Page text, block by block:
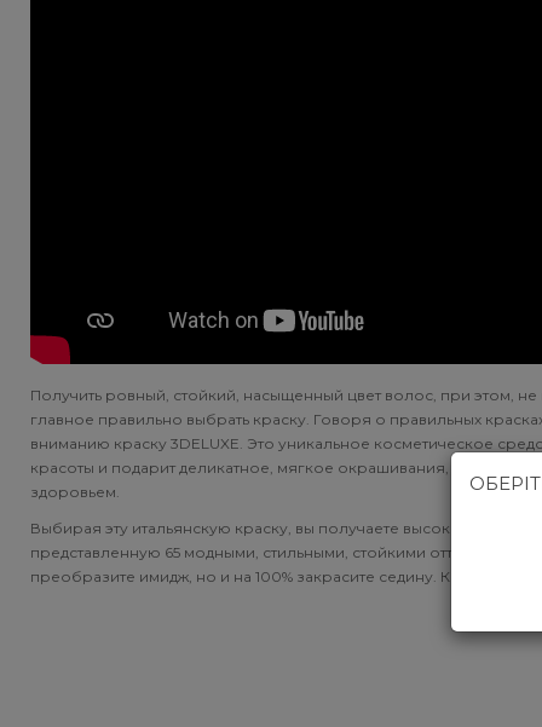
Получить ровный, стойкий, насыщенный цвет волос, при этом,
главное правильно выбрать краску. Говоря о правильных
вниманию краску 3DELUXE. Это уникальное косметическое
красоты и подарит деликатное, мягкое окрашивания, после
здоровьем.
Выбирая эту итальянскую краску, вы получаете высокое
представленную 65 модными, стильными, стойкими оттенками, за
преобразите имидж, но и на 100% закрасите седину. Кроме того,
Subrina Glow-Plex - Питание, увлажнение и блеск